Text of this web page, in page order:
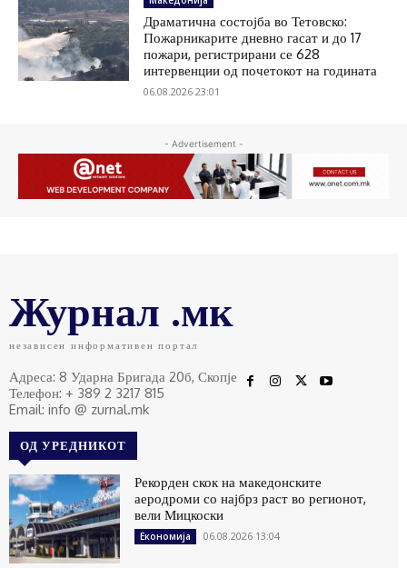
Драматична состојба во Тетовско:
Пожарникарите дневно гасат и до 17
пожари, регистрирани се 628
интервенции од почетокот на годината
06.08.2026 23:01
- Advertisement -
Журнал .мк
независен информативен портал
Адреса: 8 Ударна Бригада 20б, Скопје
Телефон: + 389 2 3217 815
Email: info @ zurnal.mk
ОД УРЕДНИКОТ
Рекорден скок на македонските
аеродроми со најбрз раст во регионот,
вели Мицкоски
Економија 06.08.2026 13:04